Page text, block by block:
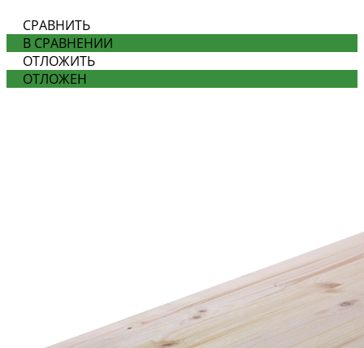
СРАВНИТЬ
В СРАВНЕНИИ
ОТЛОЖИТЬ
ОТЛОЖЕН